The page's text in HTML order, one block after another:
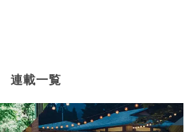
連載一覧